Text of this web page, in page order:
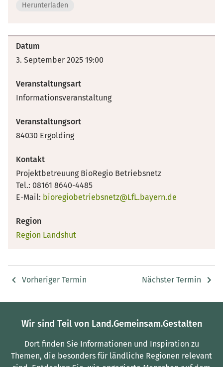
Herunterladen
Datum
3. September 2025 19:00
Veranstaltungsart
Informationsveranstaltung
Veranstaltungsort
84030 Ergolding
Kontakt
Projektbetreuung BioRegio Betriebsnetz
Tel.: 08161 8640-4485
E-Mail: bioregiobetriebsnetz@LfL.bayern.de
Region
Region Landshut
Vorheriger Termin Nächster Termin
Wir sind Teil von Land.Gemeinsam.Gestalten
Dort finden Sie Informationen und Inspiration zu
Themen, die besonders für ländliche Regionen relevant